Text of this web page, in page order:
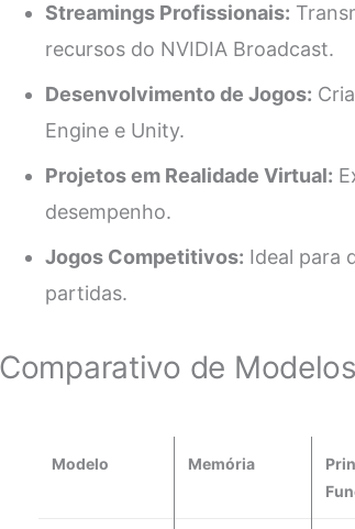
Streamings Profissionais:
recursos do NVIDIA Broadcast.
Desenvolvimento de Jogos:
Engine e Unity.
Projetos em Realidade Virtual:
desempenho.
Jogos Competitivos: Ideal para
partidas.
Comparativo de
Modelo Memória